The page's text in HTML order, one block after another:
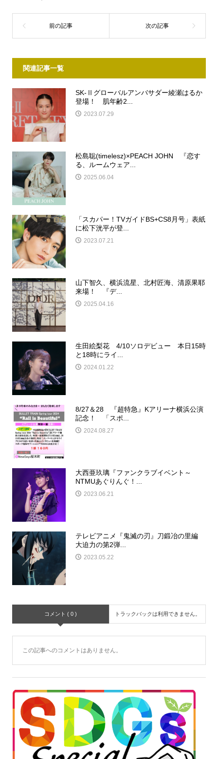
関連記事一覧
SK-Ⅱグローバルアンバサダー綾瀬はるか
登場！ 肌年齢2...
2023.07.29
松島聡(timelesz)×PEACH JOHN 『恋す
る、ルームウェア...
2025.06.04
「スカパー！TVガイドBS+CS8月号」表紙
に松下洸平が登...
2023.07.21
山下智久、横浜流星、北村匠海、清原果耶
来場！ 『デ...
2025.04.16
生田絵梨花 4/10ソロデビュー 本日15時
と18時にライ...
2024.01.22
8/27＆28 『超特急』Kアリーナ横浜公演
記念！ 「スポ...
2024.08.27
大西亜玖璃『ファンクラブイベント～
NTMUあぐりんぐ！...
2023.06.21
テレビアニメ『鬼滅の刃』刀鍛冶の里編
大迫力の第2弾...
2023.05.22
コメント ( 0 ) トラックバックは利用できません。
この記事へのコメントはありません。